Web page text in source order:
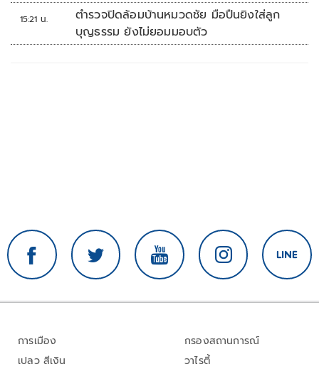
15:21 น.
ตำรวจปิดล้อมบ้านหมวดชัย มือปืนยิงใส่ลูก
บุญธรรม ยังไม่ยอมมอบตัว
การเมือง
เปลว สีเงิน
กรองสถานการณ์
วาไรตี้